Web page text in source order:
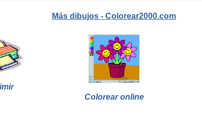
Más dibujos - Colorear2000.com
Colorear online